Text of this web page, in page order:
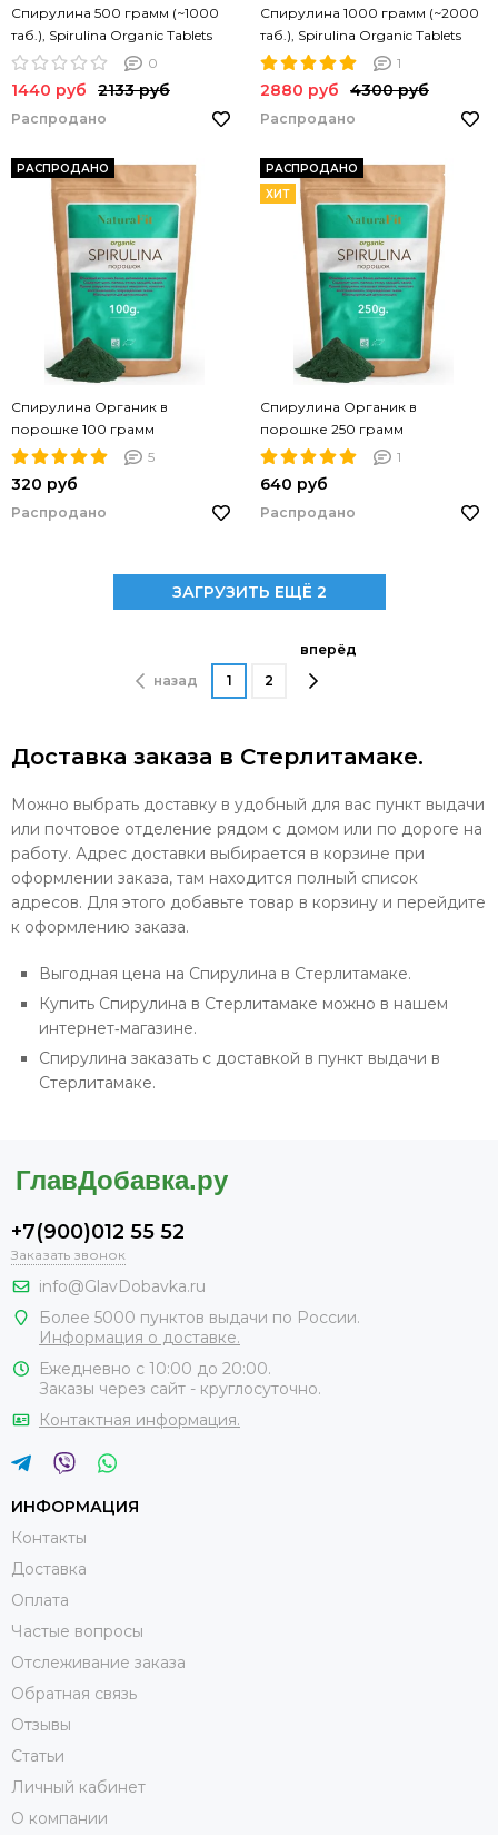
Спирулина 500 грамм (~1000
таб.), Spirulina Organic Tablets
NATURAFIT 500g. Спирулина в
таблетках. PREMIUM
0
1440 руб 2133 руб
Распродано
Спирулина 1000 грамм (~2000
таб.), Spirulina Organic Tablets
NATURAFIT 1000g. Спирулина в
таблетках. PREMIUM
1
2880 руб 4300 руб
Распродано
РАСПРОДАНО
Спирулина Органик в
порошке 100 грамм
5
320 руб
Распродано
РАСПРОДАНО
ХИТ
Спирулина Органик в
порошке 250 грамм
1
640 руб
Распродано
ЗАГРУЗИТЬ ЕЩЁ 2
назад 1 2
вперёд
Доставка заказа в Стерлитамаке.
Можно выбрать доставку в удобный для вас пункт выдачи
или почтовое отделение рядом с домом или по дороге на
работу. Адрес доставки выбирается в корзине при
оформлении заказа, там находится полный список
адресов. Для этого добавьте товар в корзину и перейдите
к оформлению заказа.
Выгодная цена на Спирулина в Стерлитамаке.
Купить Спирулина в Стерлитамаке можно в нашем
интернет‐магазине.
Спирулина заказать с доставкой в пункт выдачи в
Стерлитамаке.
+7(900)012 55 52
Заказать звонок
info@GlavDobavka.ru
Более 5000 пунктов выдачи по России.
Информация о доставке.
Ежедневно с 10:00 до 20:00.
Заказы через сайт - круглосуточно.
Контактная информация.
ИНФОРМАЦИЯ
Контакты
Доставка
Оплата
Частые вопросы
Отслеживание заказа
Обратная связь
Отзывы
Статьи
Личный кабинет
О компании